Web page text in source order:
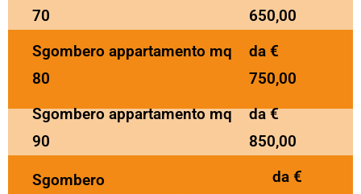
70
650,00
Sgombero appartamento mq
80
da €
750,00
Sgombero appartamento mq
90
da €
850,00
Sgombero
da €